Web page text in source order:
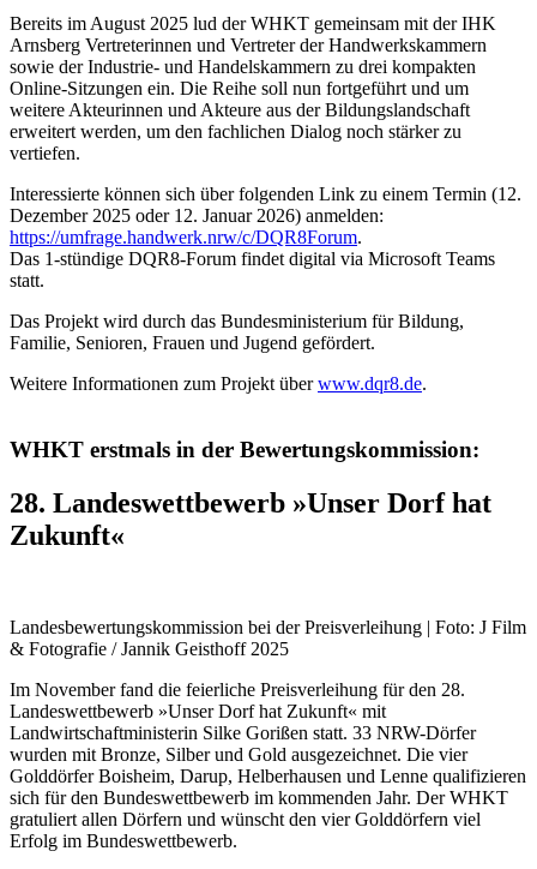
Bereits im August 2025 lud der WHKT gemeinsam mit der IHK
Arnsberg Vertreterinnen und Vertreter der Handwerkskammern
sowie der Industrie- und Handelskammern zu drei kompakten
Online-Sitzungen ein. Die Reihe soll nun fortgeführt und um
weitere Akteurinnen und Akteure aus der Bildungslandschaft
erweitert werden, um den fachlichen Dialog noch stärker zu
vertiefen.
Interessierte können sich über folgenden Link zu einem Termin (12.
Dezember 2025 oder 12. Januar 2026) anmelden:
https://umfrage.handwerk.nrw/c/DQR8Forum.
Das 1-stündige DQR8-Forum findet digital via Microsoft Teams
statt.
Das Projekt wird durch das Bundesministerium für Bildung,
Familie, Senioren, Frauen und Jugend gefördert.
Weitere Informationen zum Projekt überwww.dqr8.de.
WHKT erstmals in der Bewertungskommission:
28. Landeswettbewerb »Unser Dorf hat
Zukunft«
Landesbewertungskommission bei der Preisverleihung | Foto: J Film
& Fotografie / Jannik Geisthoff 2025
Im November fand die feierliche Preisverleihung für den 28.
Landeswettbewerb »Unser Dorf hat Zukunft« mit
Landwirtschaftministerin Silke Gorißen statt. 33 NRW-Dörfer
wurden mit Bronze, Silber und Gold ausgezeichnet. Die vier
Golddörfer Boisheim, Darup, Helberhausen und Lenne qualifizieren
sich für den Bundeswettbewerb im kommenden Jahr. Der WHKT
gratuliert allen Dörfern und wünscht den vier Golddörfern viel
Erfolg im Bundeswettbewerb.